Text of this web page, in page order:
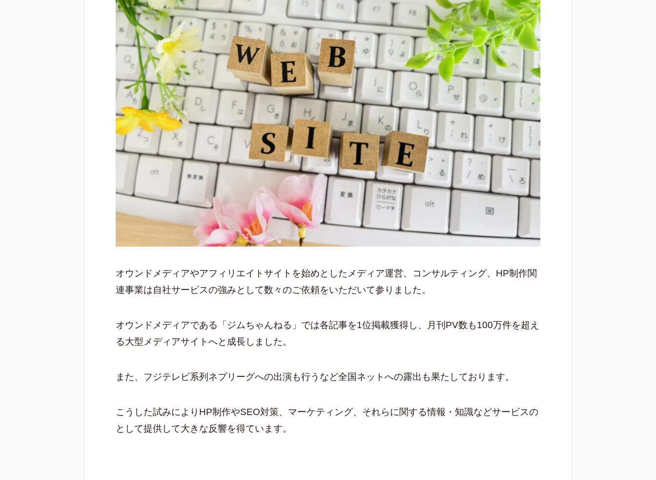
オウンドメディアやアフィリエイトサイトを始めとしたメディア運営、コンサルティング、HP制作関
連事業は自社サービスの強みとして数々のご依頼をいただいて参りました。
オウンドメディアである「ジムちゃんねる」では各記事を1位掲載獲得し、月刊PV数も100万件を超え
る大型メディアサイトへと成長しました。
また、フジテレビ系列ネプリーグへの出演も行うなど全国ネットへの露出も果たしております。
こうした試みによりHP制作やSEO対策、マーケティング、それらに関する情報・知識などサービスの
として提供して大きな反響を得ています。